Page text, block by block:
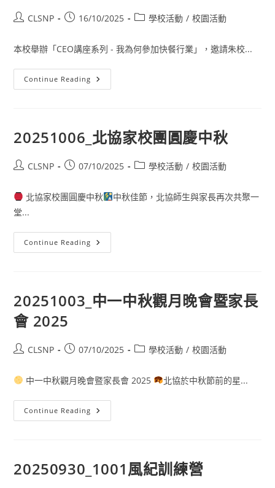
CLSNP 16/10/2025 學校活動 / 校園活動
本校舉辦「CEO講座系列 - 我為何參加快餐行業」，邀請朱校...
Continue Reading
20251006_北協家校團圓慶中秋
CLSNP 07/10/2025 學校活動 / 校園活動
北協家校團圓慶中秋
中秋佳節，北協師生與家長再次共聚一
堂...
Continue Reading
20251003_中一中秋觀月晚會暨家長
會 2025
CLSNP 07/10/2025 學校活動 / 校園活動
中一中秋觀月晚會暨家長會 2025 北協於中秋節前的星...
Continue Reading
20250930_1001風紀訓練營